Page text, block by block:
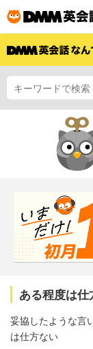
ある程度は仕
妥協したような言
は仕方ない